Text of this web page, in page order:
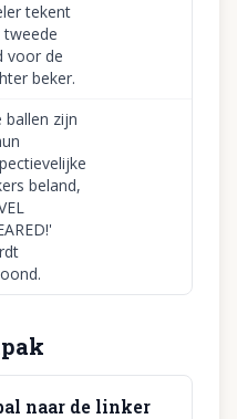
tekent
tweede
voor de
beker.
ballen zijn
beland,
naar de linker